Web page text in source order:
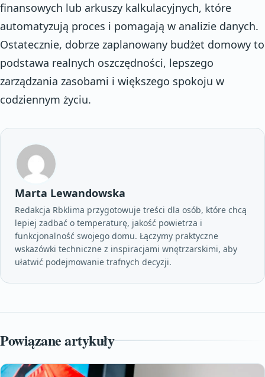
finansowych lub arkuszy kalkulacyjnych, które
automatyzują proces i pomagają w analizie danych.
Ostatecznie, dobrze zaplanowany budżet domowy to
podstawa realnych oszczędności, lepszego
zarządzania zasobami i większego spokoju w
codziennym życiu.
Marta Lewandowska
Redakcja Rbklima przygotowuje treści dla osób, które chcą
lepiej zadbać o temperaturę, jakość powietrza i
funkcjonalność swojego domu. Łączymy praktyczne
wskazówki techniczne z inspiracjami wnętrzarskimi, aby
ułatwić podejmowanie trafnych decyzji.
Powiązane artykuły